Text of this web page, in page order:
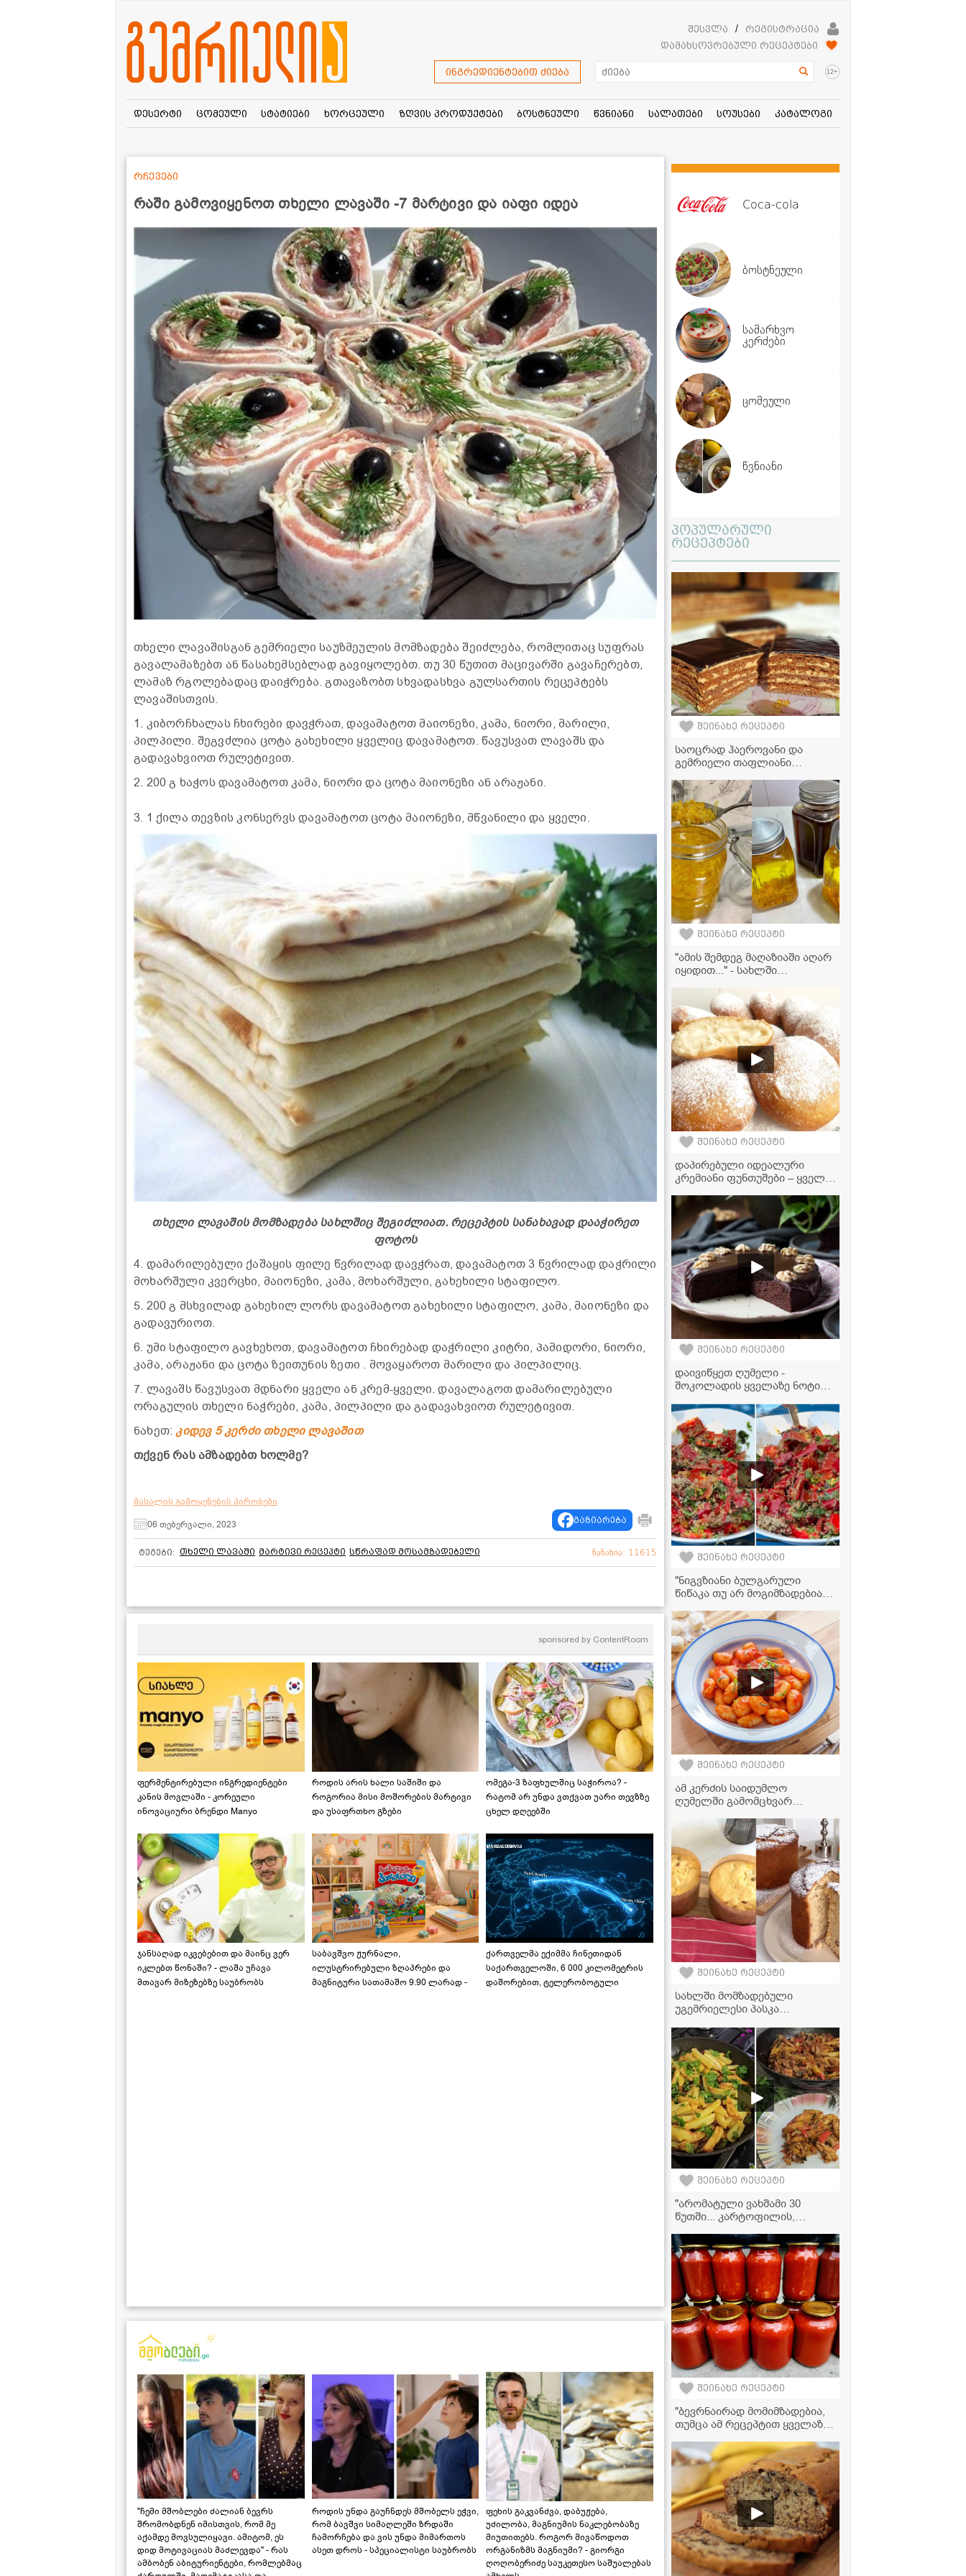
შესვლა /
რეგისტრაცია
დამახსოვრებული რეცეპტები
ინგრედიენტებით ძიება 12+
დესერტი ცომეული სტატიები ხორცეული ზღვის პროდუქტები ბოსტნეული წვნიანი სალათები სოუსები კატალოგი
რაში გამოვიყენოთ თხელი ლავაში -7 მარტივი და იაფი იდეა
რჩევები
თხელი ლავაშისგან გემრიელი საუზმეულის მომზადება შეიძლება, რომლითაც სუფრას
გავალამაზებთ ან წასახემსებლად გავიყოლებთ. თუ 30 წუთით მაცივარში გავაჩერებთ,
ლამაზ რგოლებადაც დაიჭრება. გთავაზობთ სხვადასხვა გულსართის რეცეპტებს
ლავაშისთვის.
1. კიბორჩხალას ჩხირები დავჭრათ, დავამატოთ მაიონეზი, კამა, ნიორი, მარილი,
პილპილი. შეგვძლია ცოტა გახეხილი ყველიც დავამატოთ. წავუსვათ ლავაშს და
გადავახვიოთ რულეტივით.
2. 200 გ ხაჭოს დავამატოთ კამა, ნიორი და ცოტა მაიონეზი ან არაჟანი.
3. 1 ქილა თევზის კონსერვს დავამატოთ ცოტა მაიონეზი, მწვანილი და ყველი.
თხელი ლავაშის მომზადება სახლშიც შეგიძლიათ. რეცეპტის სანახავად დააჭირეთ
ფოტოს
4. დამარილებული ქაშაყის ფილე წვრილად დავჭრათ, დავამატოთ 3 წვრილად დაჭრილი
მოხარშული კვერცხი, მაიონეზი, კამა, მოხარშული, გახეხილი სტაფილო.
5. 200 გ მსხვილად გახეხილ ლორს დავამატოთ გახეხილი სტაფილო, კამა, მაიონეზი და
გადავურიოთ.
6. უმი სტაფილო გავხეხოთ, დავამატოთ ჩხირებად დაჭრილი კიტრი, პამიდორი, ნიორი,
კამა, არაჟანი და ცოტა ზეითუნის ზეთი . მოვაყაროთ მარილი და პილპილიც.
7. ლავაშს წავუსვათ მდნარი ყველი ან კრემ-ყველი. დავალაგოთ დამარილებული
ორაგულის თხელი ნაჭრები, კამა, პილპილი და გადავახვიოთ რულეტივით.
ნახეთ:კიდევ 5 კერძი თხელი ლავაშით
თქვენ რას ამზადებთ ხოლმე?
მასალის გამოყენების პირობები
06 თებერვალი, 2023
გაზიარება
ტეგები: თხელი ლავაში მარტივი რეცეპტი სწრაფად მოსამზადებელი ნანახია: 11615
sponsored by ContentRoom
ფერმენტირებული ინგრედიენტები
კანის მოვლაში - კორეული
ინოვაციური ბრენდი Manyo
როდის არის ხალი საშიში და
როგორია მისი მოშორების მარტივი
და უსაფრთხო გზები
ომეგა-3 ზაფხულშიც საჭიროა? -
რატომ არ უნდა ვთქვათ უარი თევზზე
ცხელ დღეებში
ჯანსაღად იკვებებით და მაინც ვერ
იკლებთ წონაში? - ლაშა უჩავა
მთავარ მიზეზებზე საუბრობს
საბავშვო ჟურნალი,
ილუსტრირებული ზღაპრები და
მაგნიტური სათამაშო 9.90 ლარად -
ქართველმა ექიმმა ჩინეთიდან
საქართველოში, 6 000 კილომეტრის
დაშორებით, ტელერობოტული
"ჩემი მშობლები ძალიან ბევრს
შრომობდნენ იმისთვის, რომ მე
აქამდე მოვსულიყავი. ამიტომ, ეს
დიდ მოტივაციას მაძლევდა" - რას
ამბობენ აბიტურიენტები, რომლებმაც
როდის უნდა გაუჩნდეს მშობელს ეჭვი,
რომ ბავშვი სიმაღლეში ზრდაში
ჩამორჩება და ვის უნდა მიმართოს
ასეთ დროს - სპეციალისტი საუბრობს
ფეხის გაკვანძვა, დაბუჟება,
უძილობა, მაგნიუმის ნაკლებობაზე
მიუთითებს. როგორ მივაწოდოთ
ორგანიზმს მაგნიუმი? - გიორგი
ღოღობერიძე საუკეთესო საშუალებას
Coca-cola
ბოსტნეული
სამარხვო
კერძები
ცომეული
წვნიანი
პოპულარული
რეცეპტები
შეინახე რეცეპტი
საოცრად ჰაეროვანი და
გემრიელი თაფლიანი
დნება
შეინახე რეცეპტი
"ამის შემდეგ მაღაზიაში აღარ
იყიდით..." - სახლში
ესენციის რეცეპტი, რომელიც
სასწაულებს ახდენს!
შეინახე რეცეპტი
დაპირებული იდეალური
კრემიანი ფუნთუშები – ყველა
შეინახე რეცეპტი
დაივიწყეთ ღუმელი -
შოკოლადის ყველაზე ნოტიო
რომელიც პირდაპირ ტაფაში
30 წუთში მზადდება
შეინახე რეცეპტი
"ნიგვზიანი ბულგარული
წიწაკა თუ არ მოგიმზადებიათ
უგემრიელესია!" - მკითხველის
ვიდეორეცეპტი
შეინახე რეცეპტი
ამ კერძის საიდუმლო
ღუმელში გამომცხვარ
და ნაზი კარტოფილის ნიოკი
ტომატის სოუსში
შეინახე რეცეპტი
სახლში მომზადებული
უგემრიელესი პასკა
შეინახე რეცეპტი
"არომატული ვახშამი 30
წუთში... კარტოფილის,
უგემრიელესი კერძი" -
ვიდეორეცეპტი
შეინახე რეცეპტი
"ბევრნაირად მომიმზადებია,
თუმცა ამ რეცეპტით ყველაზე
გემრიელი გამოდის" - წითელი
პამიდვრის ჩაშუშული
ზამთრისთვის